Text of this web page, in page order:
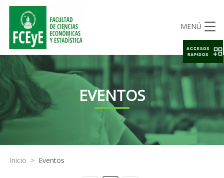
MENÚ
EVENTOS
Inicio > Eventos
ACCESOS
RAPIDOS